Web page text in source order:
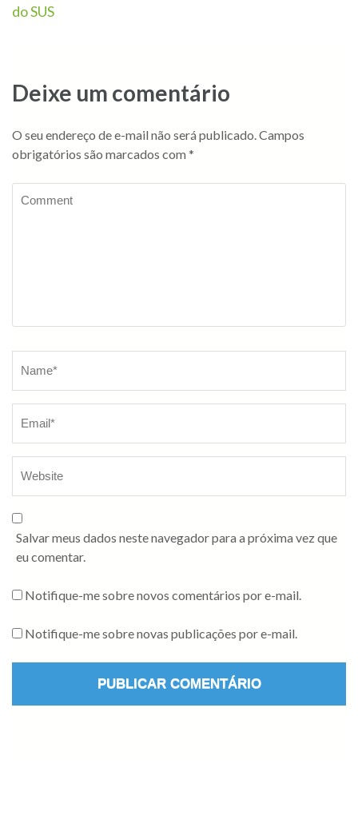
do SUS
Deixe um comentário
O seu endereço de e-mail não será publicado. Campos
obrigatórios são marcados com *
Salvar meus dados neste navegador para a próxima vez que
eu comentar.
Notifique-me sobre novos comentários por e-mail.
Notifique-me sobre novas publicações por e-mail.